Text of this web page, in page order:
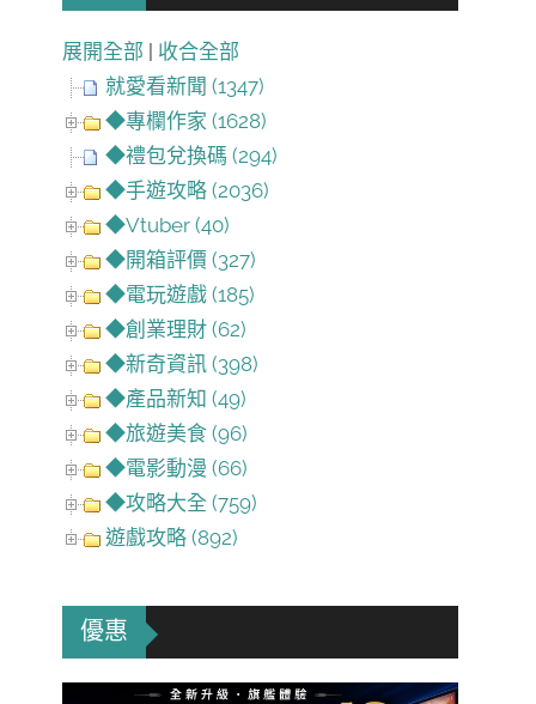
展開全部 | 收合全部
就愛看新聞 (1347)
◆專欄作家 (1628)
◆禮包兌換碼 (294)
◆手遊攻略 (2036)
◆Vtuber (40)
◆開箱評價 (327)
◆電玩遊戲 (185)
◆創業理財 (62)
◆新奇資訊 (398)
◆產品新知 (49)
◆旅遊美食 (96)
◆電影動漫 (66)
◆攻略大全 (759)
遊戲攻略 (892)
優惠